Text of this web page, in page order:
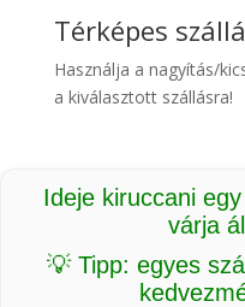
Térképes
Használja a nagyítás/
a kiválasztott szállásra!
Ideje kiruccani
várja
💡 Tipp: egyes